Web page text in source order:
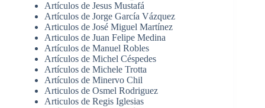
Artículos de Jesus Mustafá
Artículos de Jorge García Vázquez
Articulos de José Miguel Martínez
Articulos de Juan Felipe Medina
Artículos de Manuel Robles
Artículos de Michel Céspedes
Artículos de Michele Trotta
Artículos de Minervo Chil
Articulos de Osmel Rodriguez
Articulos de Regis Iglesias